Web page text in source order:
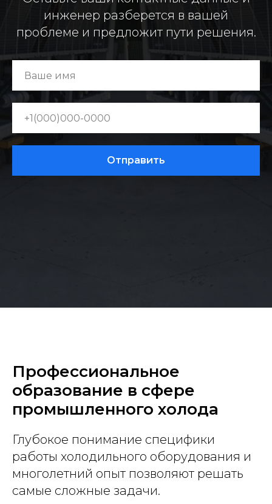
инженер разберется в вашей
проблеме и предложит пути решения.
Отправить
Профессиональное
образование в сфере
промышленного холода
Глубокое понимание специфики
работы холодильного оборудования и
многолетний опыт позволяют решать
самые сложные задачи.